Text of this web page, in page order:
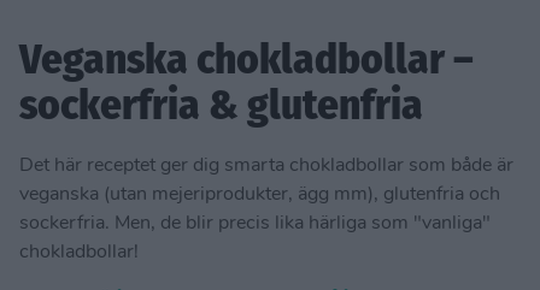
Veganska chokladbollar –
sockerfria & glutenfria
Det här receptet ger dig smarta chokladbollar som både är
veganska (utan mejeriprodukter, ägg mm), glutenfria och
sockerfria. Men, de blir precis lika härliga som "vanliga"
chokladbollar!